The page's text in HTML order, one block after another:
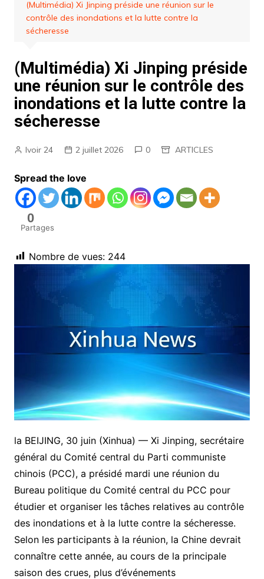
(Multimédia) Xi Jinping préside une réunion sur le
contrôle des inondations et la lutte contre la
sécheresse
(Multimédia) Xi Jinping préside
une réunion sur le contrôle des
inondations et la lutte contre la
sécheresse
Ivoir 24 2 juillet 2026 0 ARTICLES
Spread the love
0
Partages
Nombre de vues: 244
la BEIJING, 30 juin (Xinhua) — Xi Jinping, secrétaire
général du Comité central du Parti communiste
chinois (PCC), a présidé mardi une réunion du
Bureau politique du Comité central du PCC pour
étudier et organiser les tâches relatives au contrôle
des inondations et à la lutte contre la sécheresse.
Selon les participants à la réunion, la Chine devrait
connaître cette année, au cours de la principale
saison des crues, plus d’événements